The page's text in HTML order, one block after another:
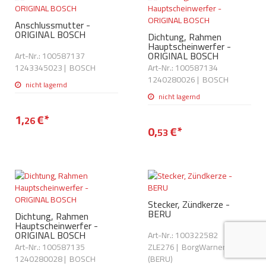
Lecksuchtechnik
Spülung/Reinigung
Werkzeuge & kleine
Klimaanlage
Kühlung
Elektrik
Kupplung/-anbauteile
Benzineinspritzung
Weitere Kategorien
Stecker für
Ersatzeile/Einzelteile
AdBlue
Werkstattausrüstung
Reiniger/
Dichtmasse
ANMELDEN
REGISTRIEREN
MERKZETTEL
Anschlussmutter -
ORIGINAL BOSCH
Art-Nr.: 100587137
1243345023| BOSCH
nicht lagernd
1,26€*
Dichtung, Rahmen
Hauptscheinwerfer -
ORIGINAL BOSCH
Art-Nr.: 100587134
1240280026| BOSCH
nicht lagernd
0,53€*
Dichtung, Rahmen
Hauptscheinwerfer -
ORIGINAL BOSCH
Art-Nr.: 100587135
1240280028| BOSCH
Stecker, Zündkerze -
BERU
Art-Nr.: 100322582
ZLE276| BorgWarner
(BERU)